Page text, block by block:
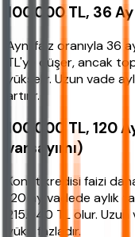
100.000 TL, 36
Aynı faiz oranıyla 36
TL'ye düşer, ancak
yükselir. Uzun vade
artırır.
100.000 TL, 120
varsayımı)
Konut kredisi faizi
120 ay vadede aylık
215.040 TL olur.
yükü fazladır.